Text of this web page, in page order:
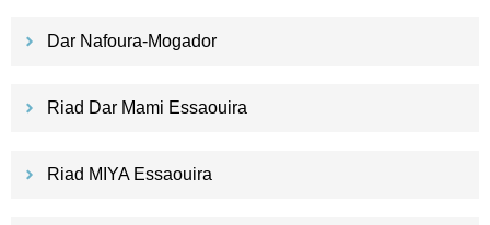
Dar Nafoura-Mogador
Riad Dar Mami Essaouira
Riad MIYA Essaouira